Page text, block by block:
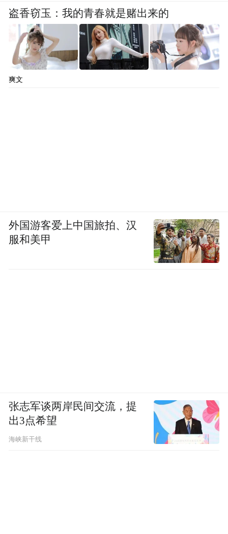
盗香窃玉：我的青春就是赌出来的
爽文
外国游客爱上中国旅拍、汉
服和美甲
张志军谈两岸民间交流，提
出3点希望
海峡新干线